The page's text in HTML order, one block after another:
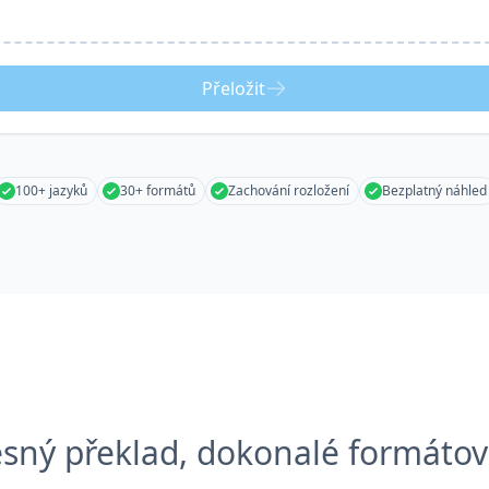
Přeložit
100+ jazyků 30+ formátů Zachování rozložení Bezplatný náhled
překlad, dokonalé